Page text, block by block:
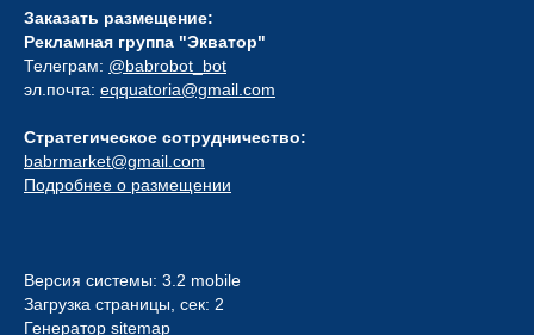
Заказать размещение:
Рекламная группа "Экватор"
Телеграм: @babrobot_bot
эл.почта: eqquatoria@gmail.com
Стратегическое сотрудничество:
babrmarket@gmail.com
Подробнее о размещении
Версия системы: 3.2 mobile
Загрузка страницы, сек: 2
Генератор sitemap